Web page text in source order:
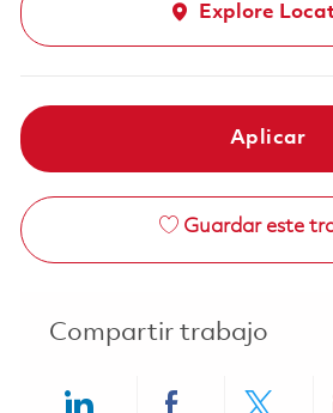
Explore
Aplicar
Guardar este
Compartir trabajo